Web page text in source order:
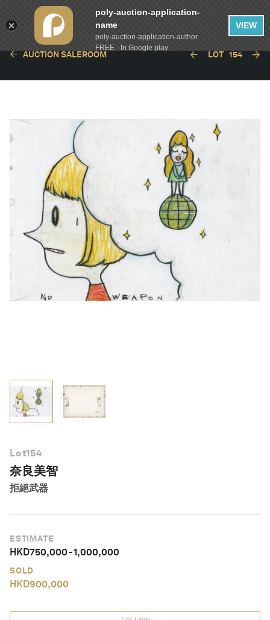
AUCTION SALEROOM LOT 154
Lot154
奈良美智
拒絕武器
ESTIMATE
HKD750,000-1,000,000
SOLD
HKD900,000
poly-auction-application-
name
poly-auction-application-author
FREE - In Google play
VIEW